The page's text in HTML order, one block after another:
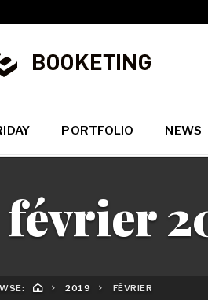
PORTFOLIO NEWS
février
2019 FÉVRIER